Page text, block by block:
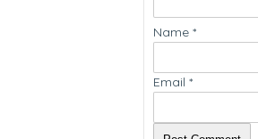
Name *
Email *